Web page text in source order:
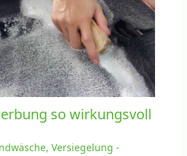
so wirkungsvoll
Versiegelung -